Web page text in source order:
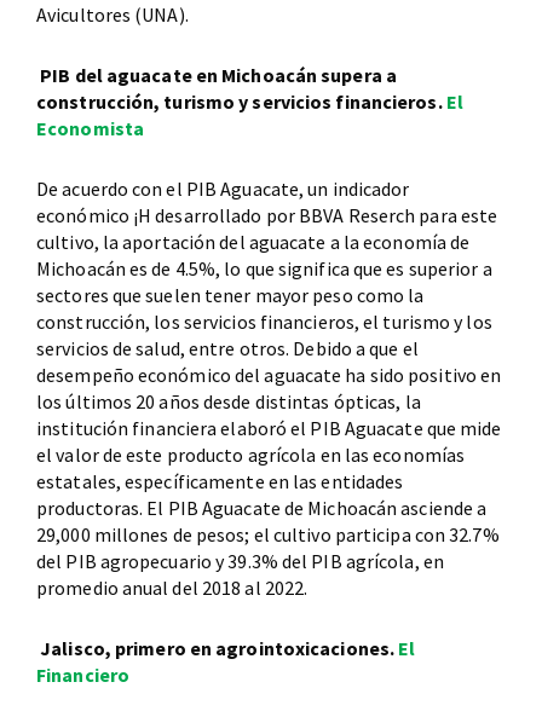
Avicultores (UNA).
PIB del aguacate en Michoacán supera a
construcción, turismo y servicios financieros.El
Economista
De acuerdo con el PIB Aguacate, un indicador
económico ¡H desarrollado por BBVA Reserch para este
cultivo, la aportación del aguacate a la economía de
Michoacán es de 4.5%, lo que significa que es superior a
sectores que suelen tener mayor peso como la
construcción, los servicios financieros, el turismo y los
servicios de salud, entre otros. Debido a que el
desempeño económico del aguacate ha sido positivo en
los últimos 20 años desde distintas ópticas, la
institución financiera elaboró el PIB Aguacate que mide
el valor de este producto agrícola en las economías
estatales, específicamente en las entidades
productoras. El PIB Aguacate de Michoacán asciende a
29,000 millones de pesos; el cultivo participa con 32.7%
del PIB agropecuario y 39.3% del PIB agrícola, en
promedio anual del 2018 al 2022.
Jalisco, primero en agrointoxicaciones. El
Financiero